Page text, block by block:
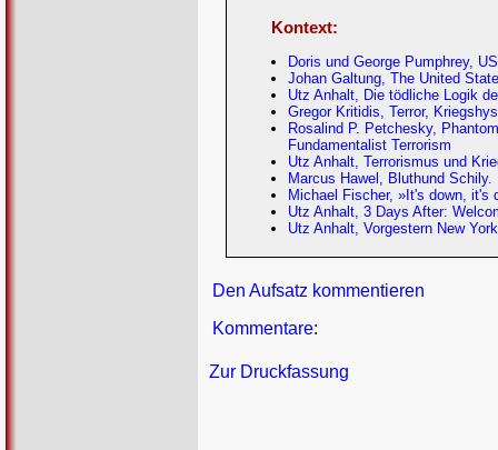
Kontext:
Doris und George Pumphrey,
Johan Galtung, The United
Utz Anhalt, Die tödliche Logik
Gregor Kritidis, Terror,
Rosalind P. Petchesky,
Fundamentalist Terrorism
Utz Anhalt, Terrorismus und
Marcus Hawel, Bluthund
Michael Fischer, »It's down, it's
Utz Anhalt, 3 Days After:
Utz Anhalt, Vorgestern New
Den Aufsatz kommentieren
Kommentare:
Zur Druckfassung